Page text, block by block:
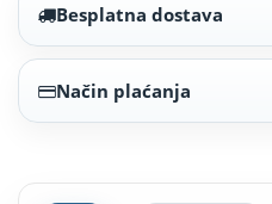
Besplatna dostava
Način plaćanja